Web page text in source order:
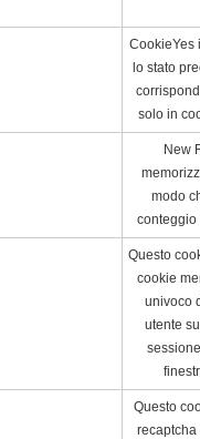
CookieYes
lo stato
solo in
New
modo
conteggio
Questo
cookie
univoco
utente
Questo
recaptcha